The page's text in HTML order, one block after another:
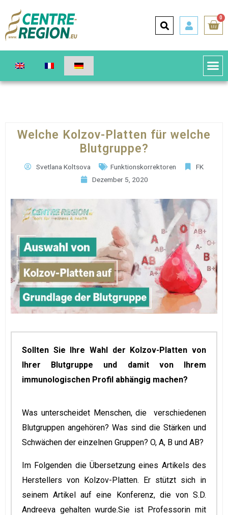
0
Welche Kolzov-Platten für welche
Blutgruppe?
Svetlana Koltsova Funktionskorrektoren
FK
Dezember 5, 2020
Sollten Sie Ihre Wahl der Kolzov-Platten von
Ihrer Blutgruppe und damit von Ihrem
immunologischen Profil abhängig machen?
Was unterscheidet Menschen, die verschiedenen
Blutgruppen angehören? Was sind die Stärken und
Schwächen der einzelnen Gruppen? O, A, B und AB?
Im Folgenden die Übersetzung eines Artikels des
Herstellers von Kolzov-Platten. Er stützt sich in
seinem Artikel auf eine Konferenz, die von S.D.
Andreeva gehalten wurde.Sie ist Professorin mit